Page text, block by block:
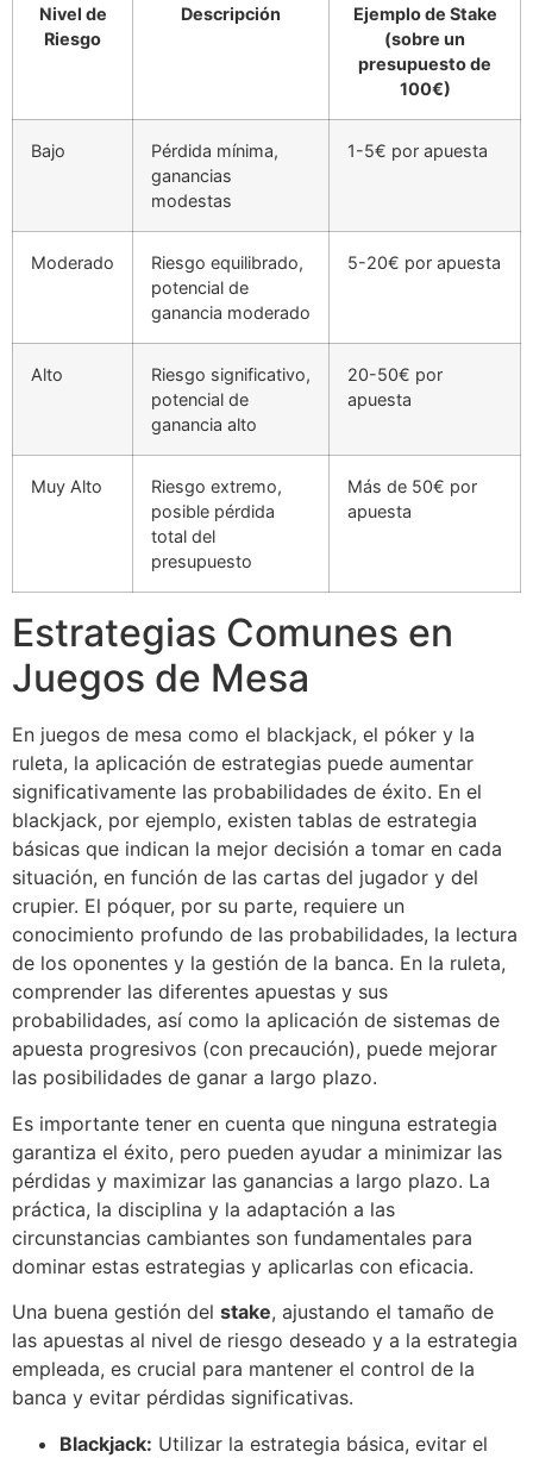
Nivel de
Riesgo
Descripción
Ejemplo de Stake
(sobre un
presupuesto de
100€)
Bajo
Pérdida mínima,
ganancias
modestas
1-5€ por apuesta
Moderado
Riesgo equilibrado,
potencial de
ganancia moderado
5-20€ por apuesta
Alto
Riesgo significativo,
potencial de
ganancia alto
20-50€ por
apuesta
Muy Alto
Riesgo extremo,
posible pérdida
total del
presupuesto
Más de 50€ por
apuesta
Estrategias Comunes en
Juegos de Mesa
En juegos de mesa como el blackjack, el póker y la
ruleta, la aplicación de estrategias puede aumentar
significativamente las probabilidades de éxito. En el
blackjack, por ejemplo, existen tablas de estrategia
básicas que indican la mejor decisión a tomar en cada
situación, en función de las cartas del jugador y del
crupier. El póquer, por su parte, requiere un
conocimiento profundo de las probabilidades, la lectura
de los oponentes y la gestión de la banca. En la ruleta,
comprender las diferentes apuestas y sus
probabilidades, así como la aplicación de sistemas de
apuesta progresivos (con precaución), puede mejorar
las posibilidades de ganar a largo plazo.
Es importante tener en cuenta que ninguna estrategia
garantiza el éxito, pero pueden ayudar a minimizar las
pérdidas y maximizar las ganancias a largo plazo. La
práctica, la disciplina y la adaptación a las
circunstancias cambiantes son fundamentales para
dominar estas estrategias y aplicarlas con eficacia.
Una buena gestión del stake, ajustando el tamaño de
las apuestas al nivel de riesgo deseado y a la estrategia
empleada, es crucial para mantener el control de la
banca y evitar pérdidas significativas.
Blackjack: Utilizar la estrategia básica, evitar el